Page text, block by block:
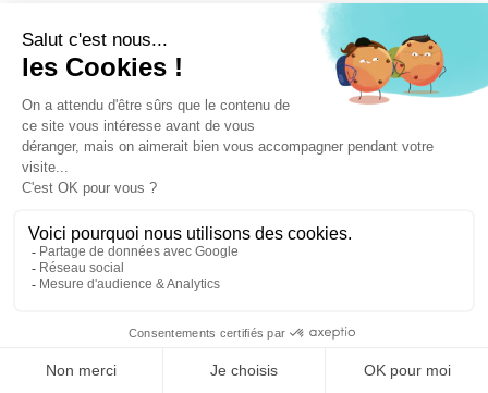
Filtrer
entreprises non soumises à l’obligation de mettre
en place un CSE exerçant les attributions
mentionnées au deuxième alinéa de l’article L.
2312-1 du Code du travail. Auparavant, par
application du texte dans la rédaction antérieure,
cette société se serait trouvée hors champ
d’application de ces dispositions.
Loi n° 2026-403 du 26 mai 2026 de simplification
de la vie économique